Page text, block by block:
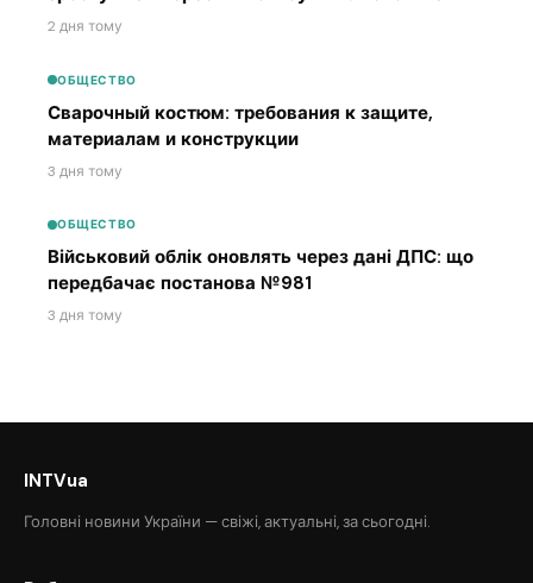
2 дня тому
ОБЩЕСТВО
Сварочный костюм: требования к защите,
материалам и конструкции
3 дня тому
ОБЩЕСТВО
Військовий облік оновлять через дані ДПС: що
передбачає постанова №981
3 дня тому
INTVua
Головні новини України — свіжі, актуальні, за сьогодні.